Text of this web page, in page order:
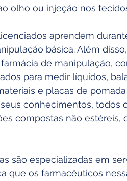
olho ou injeção nos
aprendem
básica. Além
de manipulação,
para medir líquidos,
e placas de
conhecimentos, todos
compostas não estéreis,
são especializadas em
que os farmacêuticos